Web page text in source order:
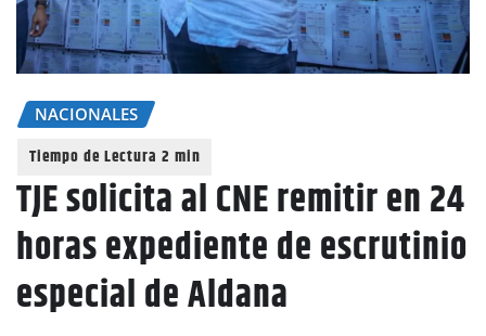
NACIONALES
TJE solicita al CNE remitir en 24
horas expediente de escrutinio
especial de Aldana